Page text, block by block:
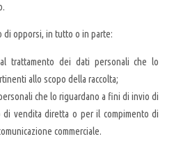
di opporsi, in tutto o in parte:
trattamento dei dati personali che lo
allo scopo della raccolta;
che lo riguardano a fini di invio di
di vendita diretta o per il compimento di
commerciale.